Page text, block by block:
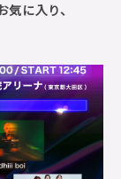
に入り、